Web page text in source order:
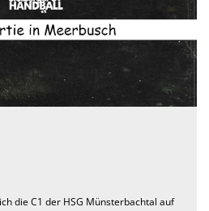
die C1 der HSG Münsterbachtal auf